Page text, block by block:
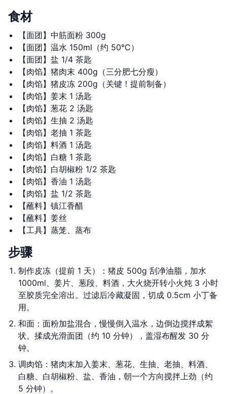
食材
【面团】中筋面粉 300g
【面团】温水 150ml（约 50°C）
【面团】盐 1/4 茶匙
【肉馅】猪肉末 400g（三分肥七分瘦）
【肉馅】猪皮冻 200g（关键！提前制备）
【肉馅】姜末 1 汤匙
【肉馅】葱花 2 汤匙
【肉馅】生抽 2 汤匙
【肉馅】老抽 1 茶匙
【肉馅】料酒 1 汤匙
【肉馅】白糖 1 茶匙
【肉馅】白胡椒粉 1/2 茶匙
【肉馅】香油 1 汤匙
【肉馅】盐 1/2 茶匙
【蘸料】镇江香醋
【蘸料】姜丝
【工具】蒸笼、蒸布
步骤
制作皮冻（提前 1 天）：猪皮 500g 刮净油脂，加水
1000ml、姜片、葱段、料酒，大火烧开转小火炖 3 小时
至胶质完全溶出。过滤后冷藏凝固，切成 0.5cm 小丁备
用。
和面：面粉加盐混合，慢慢倒入温水，边倒边搅拌成絮
状。揉成光滑面团（约 10 分钟），盖湿布醒发 30 分
钟。
调肉馅：猪肉末加入姜末、葱花、生抽、老抽、料酒、
白糖、白胡椒粉、盐、香油，朝一个方向搅拌上劲（约
5 分钟）。